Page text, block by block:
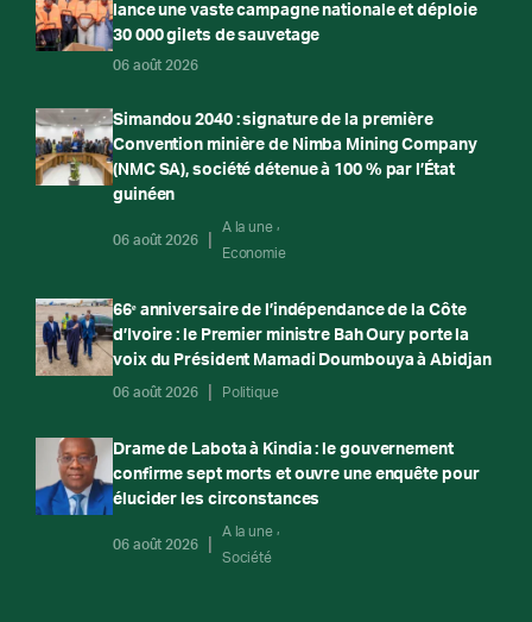
lance une vaste campagne nationale et déploie
30 000 gilets de sauvetage
06 août 2026
Simandou 2040 : signature de la première
Convention minière de Nimba Mining Company
(NMC SA), société détenue à 100 % par l’État
guinéen
06 août 2026
A la une
Economie
66ᵉ anniversaire de l’indépendance de la Côte
d’Ivoire : le Premier ministre Bah Oury porte la
voix du Président Mamadi Doumbouya à Abidjan
06 août 2026 Politique
Drame de Labota à Kindia : le gouvernement
confirme sept morts et ouvre une enquête pour
élucider les circonstances
06 août 2026
A la une
Société